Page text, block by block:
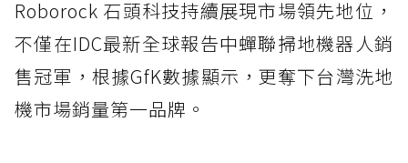
Roborock 石頭科技持續展現市場領先地位，
不僅在IDC最新全球報告中蟬聯掃地機器人銷
售冠軍，根據GfK數據顯示，更奪下台灣洗地
機市場銷量第一品牌。